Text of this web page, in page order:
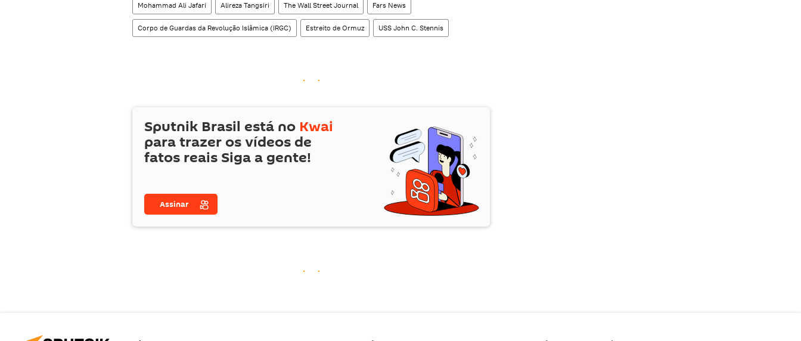
Mohammad Ali Jafari Alireza Tangsiri The Wall Street Journal Fars News
Corpo de Guardas da Revolução Islâmica (IRGC) Estreito de Ormuz USS John C. Stennis
Sputnik Brasil está no Kwai
para trazer os vídeos de
fatos reais Siga a gente!
Assinar